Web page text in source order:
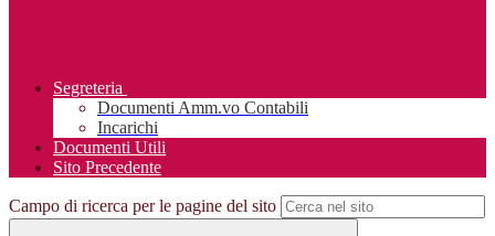
Segreteria
Documenti Amm.vo Contabili
Incarichi
Documenti Utili
Sito Precedente
Campo di ricerca per le pagine del sito